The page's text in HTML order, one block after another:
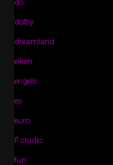
dolby
dreamland
eiken
engels
es
euro
fl studio
fun